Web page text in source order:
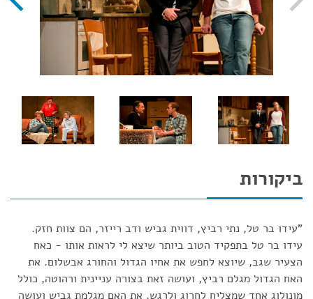
ביקורות
"עידו בר טל, נתי רביץ, דווית גביש ודב רייזר, הם צוות חזק.
עידו בר טל בתפקיד הטוב ביותר שיצא לי לראות אותו - כאח
הצעיר שגב, שיוצא לחפש את אחיו הגדול והחורג אבשלום. את
האח הגדול מגלם רביץ, ועושה זאת בצורה עניינית ורהוטה, כולל
מונולוג אחד שמצליח לחרוג ולרגש. את האם מגלמת גביש ועושה